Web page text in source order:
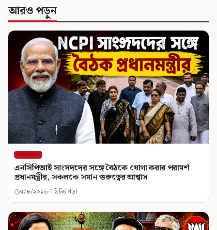
আরও পড়ুন
শিরোনাম
এনসিপিআই সাংসদদের সঙ্গে বৈঠকে যোগা করার পরামর্শ
প্রধানমন্ত্রীর, সকলকে সমান গুরুত্বের আশ্বাস
৭/৮/২০২৬ 1 মিনিট পড়া